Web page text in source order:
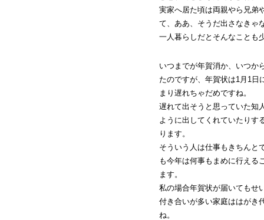
実家へ居た頃は両親やら兄弟
て、ああ、そうだ出さなきゃ
一人暮らしだとそんなことも
いつまでが年賀消か、いつか
たのですが、年賀状は1月1日
まり遅れちゃだめですね。
遅れて出そうと思っていた知
ように出してくれていたりす
ります。
そういう人は仕事もきちんと
も今年は何事もまめに行える
ます。
私の場合年賀状が届いてもせ
付き合いが多い家庭ははがき
ね。